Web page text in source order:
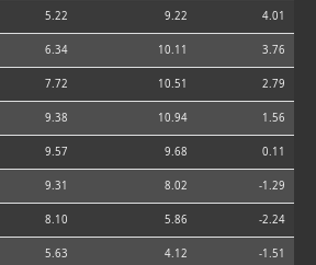
5.22 9.22 4.01
6.34 10.11 3.76
7.72 10.51 2.79
9.38 10.94 1.56
9.57 9.68 0.11
9.31 8.02 -1.29
8.10 5.86 -2.24
5.63 4.12 -1.51